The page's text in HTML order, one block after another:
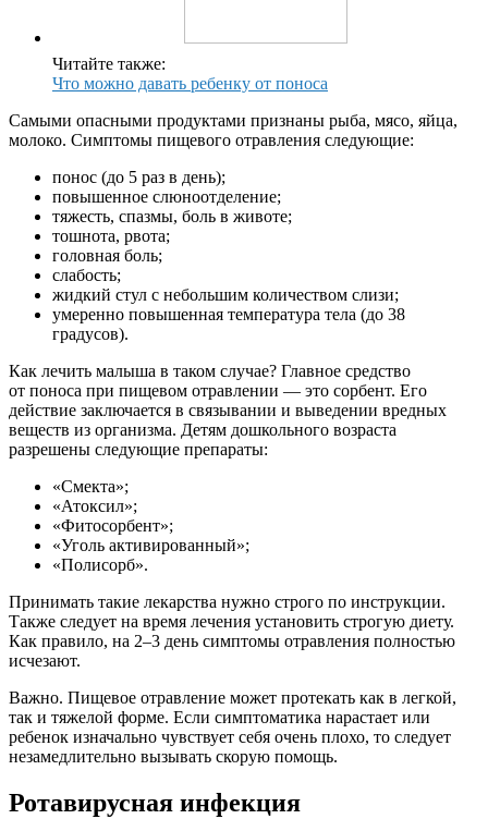
Читайте также:
Что можно давать ребенку от поноса
Самыми опасными продуктами признаны рыба, мясо, яйца,
молоко. Симптомы пищевого отравления следующие:
понос (до 5 раз в день);
повышенное слюноотделение;
тяжесть, спазмы, боль в животе;
тошнота, рвота;
головная боль;
слабость;
жидкий стул с небольшим количеством слизи;
умеренно повышенная температура тела (до 38
градусов).
Как лечить малыша в таком случае? Главное средство
от поноса при пищевом отравлении — это сорбент. Его
действие заключается в связывании и выведении вредных
веществ из организма. Детям дошкольного возраста
разрешены следующие препараты:
«Смекта»;
«Атоксил»;
«Фитосорбент»;
«Уголь активированный»;
«Полисорб».
Принимать такие лекарства нужно строго по инструкции.
Также следует на время лечения установить строгую диету.
Как правило, на 2–3 день симптомы отравления полностью
исчезают.
Важно. Пищевое отравление может протекать как в легкой,
так и тяжелой форме. Если симптоматика нарастает или
ребенок изначально чувствует себя очень плохо, то следует
незамедлительно вызывать скорую помощь.
Ротавирусная инфекция